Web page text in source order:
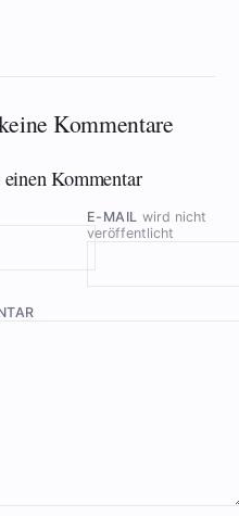
Kommentare
Kommentar
E-MAIL wird nicht
veröffentlicht